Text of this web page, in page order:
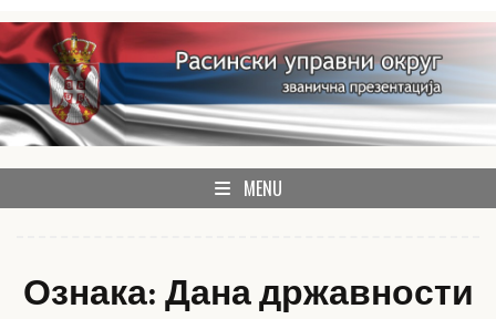
Skip
to
content
Расински округ
званична презентација Расинског управног округа
MENU
Ознака: Дана државности